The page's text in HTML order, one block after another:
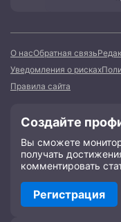
О насОбратная связь
Уведомления о рисках
Правила сайта
Создайте
Вы сможете
получать
комментировать
Регистрация